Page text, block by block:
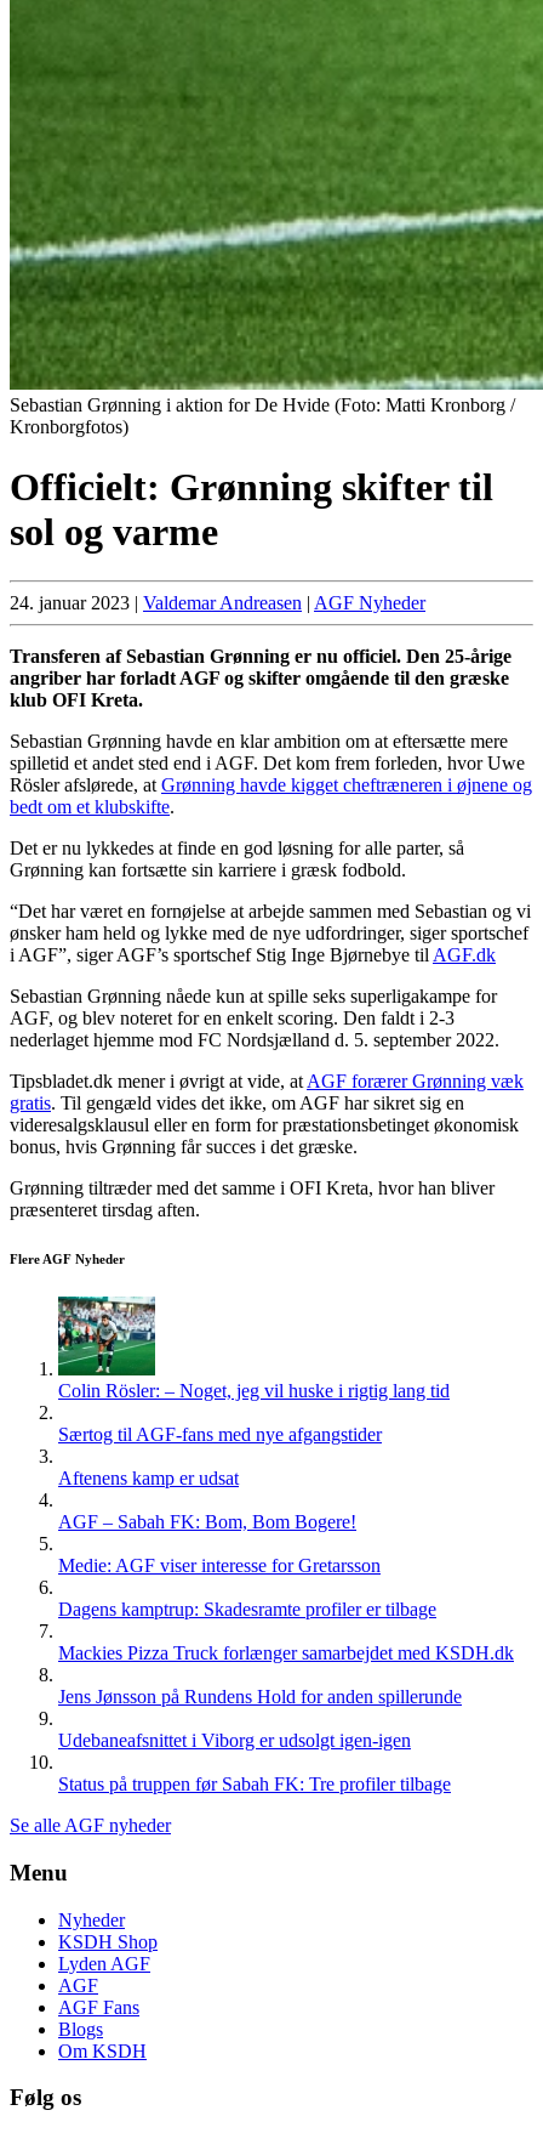
Sebastian Grønning i aktion for De Hvide (Foto: Matti Kronborg /
Kronborgfotos)
Officielt: Grønning skifter til
sol og varme
24. januar 2023 | Valdemar Andreasen | AGF Nyheder
Transferen af Sebastian Grønning er nu officiel. Den 25-årige
angriber har forladt AGF og skifter omgående til den græske
klub OFI Kreta.
Sebastian Grønning havde en klar ambition om at eftersætte mere
spilletid et andet sted end i AGF. Det kom frem forleden, hvor Uwe
Rösler afslørede, at Grønning havde kigget cheftræneren i øjnene og
bedt om et klubskifte.
Det er nu lykkedes at finde en god løsning for alle parter, så
Grønning kan fortsætte sin karriere i græsk fodbold.
“Det har været en fornøjelse at arbejde sammen med Sebastian og vi
ønsker ham held og lykke med de nye udfordringer, siger sportschef
i AGF”, siger AGF’s sportschef Stig Inge Bjørnebye til AGF.dk
Sebastian Grønning nåede kun at spille seks superligakampe for
AGF, og blev noteret for en enkelt scoring. Den faldt i 2-3
nederlaget hjemme mod FC Nordsjælland d. 5. september 2022.
Tipsbladet.dk mener i øvrigt at vide, at AGF forærer Grønning væk
gratis. Til gengæld vides det ikke, om AGF har sikret sig en
videresalgsklausul eller en form for præstationsbetinget økonomisk
bonus, hvis Grønning får succes i det græske.
Grønning tiltræder med det samme i OFI Kreta, hvor han bliver
præsenteret tirsdag aften.
Flere AGF Nyheder
Colin Rösler: – Noget, jeg vil huske i rigtig lang tid
Særtog til AGF-fans med nye afgangstider
Aftenens kamp er udsat
AGF – Sabah FK: Bom, Bom Bogere!
Medie: AGF viser interesse for Gretarsson
Dagens kamptrup: Skadesramte profiler er tilbage
Mackies Pizza Truck forlænger samarbejdet med KSDH.dk
Jens Jønsson på Rundens Hold for anden spillerunde
Udebaneafsnittet i Viborg er udsolgt igen-igen
Status på truppen før Sabah FK: Tre profiler tilbage
Se alle AGF nyheder
Menu
Nyheder
KSDH Shop
Lyden AGF
AGF
AGF Fans
Blogs
Om KSDH
Følg os